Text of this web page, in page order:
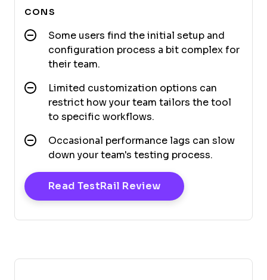
CONS
Some users find the initial setup and
configuration process a bit complex for
their team.
Limited customization options can
restrict how your team tailors the tool
to specific workflows.
Occasional performance lags can slow
down your team's testing process.
Read TestRail ReviewOpens New Window